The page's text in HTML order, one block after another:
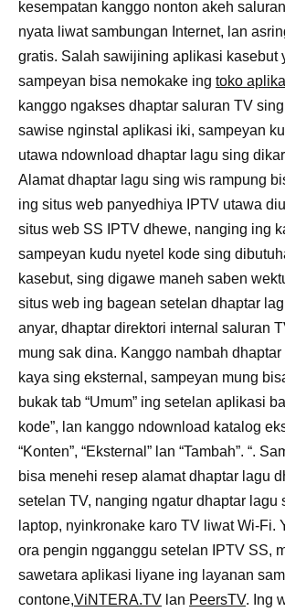
kesempatan kanggo nonton akeh
nyata liwat sambungan Internet, lan
gratis. Salah sawijining aplikasi kasebut
sampeyan bisa nemokake ing toko
kanggo ngakses dhaptar saluran TV
sawise nginstal aplikasi iki, sampeyan
utawa ndownload dhaptar lagu sing
Alamat dhaptar lagu sing wis rampung
ing situs web panyedhiya IPTV utawa
situs web SS IPTV dhewe, nanging ing
sampeyan kudu nyetel kode sing
kasebut, sing digawe maneh saben
situs web ing bagean setelan dhaptar
anyar, dhaptar direktori internal saluran
mung sak dina. Kanggo nambah dhaptar
kaya sing eksternal, sampeyan mung
bukak tab “Umum” ing setelan aplikasi
kode”, lan kanggo ndownload katalog
“Konten”, “Eksternal” lan “Tambah”. “.
bisa menehi resep alamat dhaptar lagu
setelan TV, nanging ngatur dhaptar lagu
laptop, nyinkronake karo TV liwat Wi-Fi.
ora pengin ngganggu setelan IPTV SS,
sawetara aplikasi liyane ing layanan
contone,ViNTERA.TV lan PeersTV. Ing